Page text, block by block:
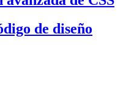
de diseño